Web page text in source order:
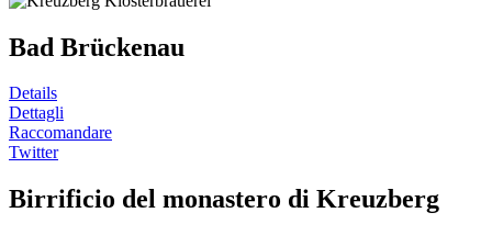
Bad Brückenau
Details
Dettagli
Raccomandare
Twitter
Birrificio del monastero di Kreuzberg